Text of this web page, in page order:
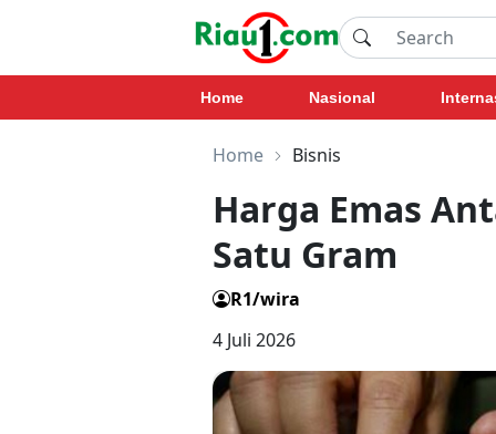
Home Nasional
Home Bisnis
Harga Emas
Satu Gram
R1/wira
4 Juli 2026